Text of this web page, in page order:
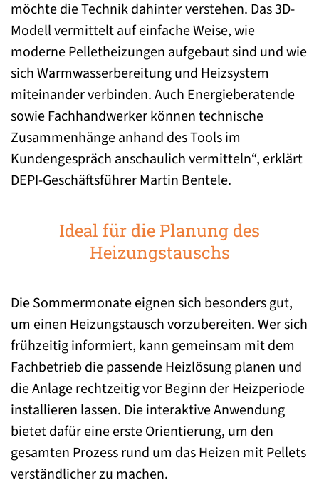
möchte die Technik dahinter verstehen. Das 3D-
Modell vermittelt auf einfache Weise, wie
moderne Pelletheizungen aufgebaut sind und wie
sich Warmwasserbereitung und Heizsystem
miteinander verbinden. Auch Energieberatende
sowie Fachhandwerker können technische
Zusammenhänge anhand des Tools im
Kundengespräch anschaulich vermitteln“, erklärt
DEPI-Geschäftsführer Martin Bentele.
Ideal für die Planung des
Heizungstauschs
Die Sommermonate eignen sich besonders gut,
um einen Heizungstausch vorzubereiten. Wer sich
frühzeitig informiert, kann gemeinsam mit dem
Fachbetrieb die passende Heizlösung planen und
die Anlage rechtzeitig vor Beginn der Heizperiode
installieren lassen. Die interaktive Anwendung
bietet dafür eine erste Orientierung, um den
gesamten Prozess rund um das Heizen mit Pellets
verständlicher zu machen.